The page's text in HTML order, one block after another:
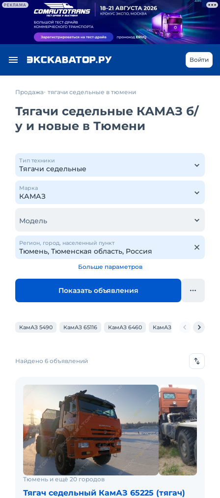
РЕКЛАМА
Войти
Продажа тягачи седельные в тюмени
Тягачи седельные КАМАЗ б/
у и новые в Тюмени
Тип техники
Марка
Модель
Регион, город, населенный пункт
Больше параметров
Показать объявления
КамАЗ 5490 КамАЗ 65116 КамАЗ 6460 КамАЗ 44108 КамАЗ
Найдено 6 объявлений
Тюмень и ещё 20 городов
Тягач седельный КамАЗ 65225 (тягач)